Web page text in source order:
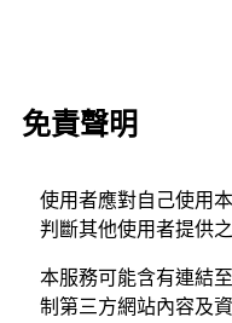
免責聲明
使用者應對自己使用
判斷其他使用者提供
本服務可能含有連結
制第三方網站內容及